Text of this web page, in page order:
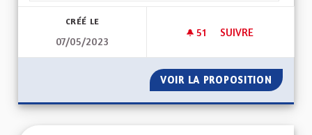
CRÉÉ LE
07/05/2023
51 51 ABONNÉS
SUIVRE
VOIR LA PROPOSITION